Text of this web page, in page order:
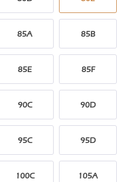
85A 85B
85E 85F
90C 90D
95C 95D
100C 105A